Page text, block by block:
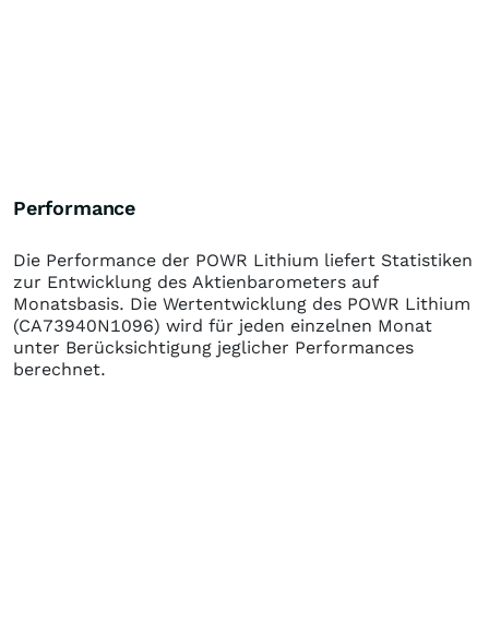
Performance
Die Performance der POWR Lithium liefert Statistiken
zur Entwicklung des Aktienbarometers auf
Monatsbasis. Die Wertentwicklung des POWR Lithium
(CA73940N1096) wird für jeden einzelnen Monat
unter Berücksichtigung jeglicher Performances
berechnet.